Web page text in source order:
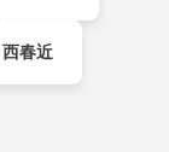
西春近